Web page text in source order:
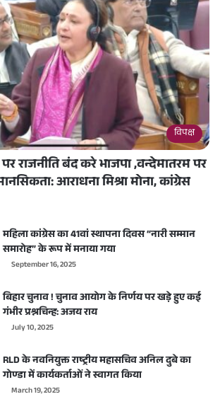
विपक्ष
राजनीति बंद करे भाजपा ,वन्देमातरम पर
आराधना मिश्रा मोना, कांग्रेस
महिला कांग्रेस का 41वां स्थापना दिवस “नारी सम्मान
समारोह” के रूप में मनाया गया
September 16, 2025
बिहार चुनाव ! चुनाव आयोग के निर्णय पर खड़े हुए कई
गंभीर प्रश्नचिन्ह: अजय राय
July 10, 2025
RLD के नवनियुक्त राष्ट्रीय महासचिव अनिल दुबे का
गोण्डा में कार्यकर्ताओं ने स्वागत किया
March 19, 2025